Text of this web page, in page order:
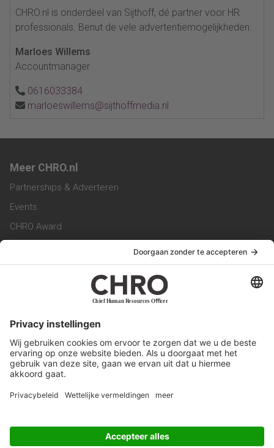
CHRO.nl is onderdeel van Sijthoff, dé partner voor HR
professionals. Benut de vele advertentiemogelijkheden.
Marloes Willems
Accountmanager
0616033384
marloeswillems@sijthoffmedia.nl
Meer CHRO.nl
Partnerships & Adverteren
Events
CHRO Award
CHRO Magazine
Service & Contact
Werken bij ons
Privacy Statement
Algemene Voorwaarden